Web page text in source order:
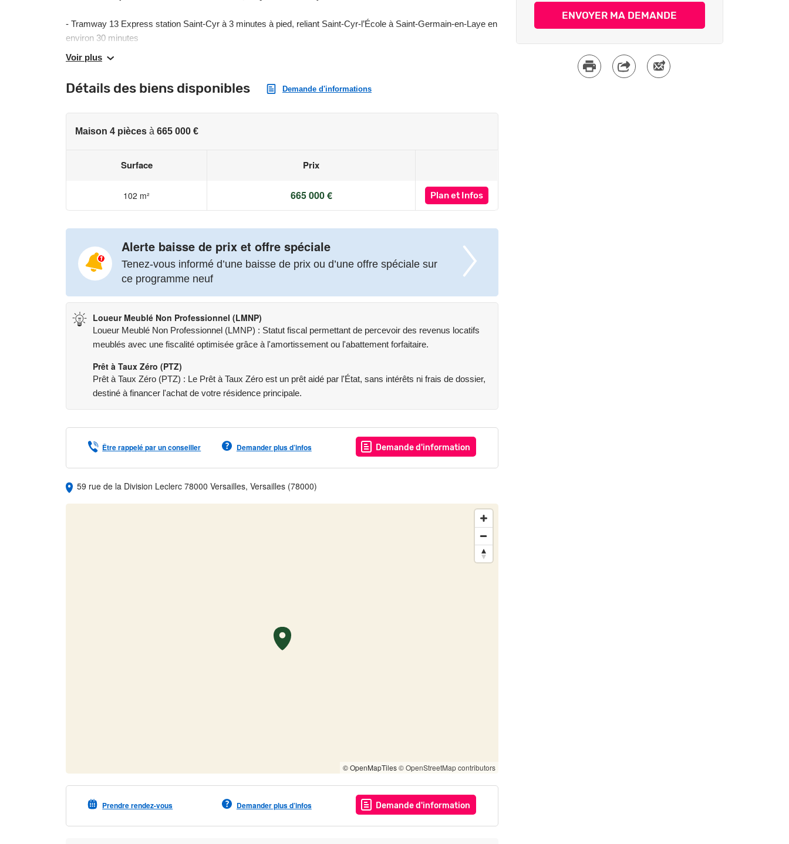
- Tramway 13 Express station Saint-Cyr à 3 minutes à pied, reliant Saint-Cyr-l’École à Saint-Germain-en-Laye en
environ 30 minutes
Montparnasse en 33 minutes,
- des commerces : boulangerie, halle gourmande,
- des jardins potagers et des vergers urbains.
Au sein des Bosquets du Roi, retrouvez nos dernières opportunités de maisons 4 à 6 pièces avec terrasse
privative et jardin, stationnement privé et offrant une architecture moderne et fonctionnelle.
Venez découvrir une adresse d’exception dans un cadre patrimonial unique.
www.georisques.gouv.fr
Voir plus
Détails des biens disponibles Demande d'informations
Maison 4 pièces à 665 000 €
Surface Prix
102 m² 665 000 € Planet Infos
Alerte baisse de prix et offre spéciale
Tenez-vous informé d’une baisse de prix ou d’une offre spéciale sur
ce programme neuf
Loueur Meublé Non Professionnel (LMNP)
Loueur Meublé Non Professionnel (LMNP) : Statut fiscal permettant de percevoir des revenus locatifs
meublés avec une fiscalité optimisée grâce à l'amortissement ou l'abattement forfaitaire.
Prêt à Taux Zéro (PTZ)
Prêt à Taux Zéro (PTZ) : Le Prêt à Taux Zéro est un prêt aidé par l'État, sans intérêts ni frais de dossier,
destiné à financer l'achat de votre résidence principale.
Être rappelé par un conseiller Demander plus d’infos Demande d'information
59 rue de la Division Leclerc 78000 Versailles, Versailles (78000)
© OpenMapTiles© OpenStreetMap contributors
Prendre rendez-vous Demander plus d’infos Demande d'information
ENVOYER MA DEMANDE